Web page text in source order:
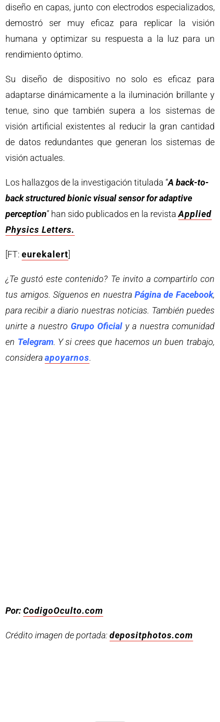
diseño en capas, junto con electrodos especializados,
demostró ser muy eficaz para replicar la visión
humana y optimizar su respuesta a la luz para un
rendimiento óptimo.
Su diseño de dispositivo no solo es eficaz para
adaptarse dinámicamente a la iluminación brillante y
tenue, sino que también supera a los sistemas de
visión artificial existentes al reducir la gran cantidad
de datos redundantes que generan los sistemas de
visión actuales.
Los hallazgos de la investigación titulada “A back-to-
back structured bionic visual sensor for adaptive
perception” han sido publicados en la revistaApplied
Physics Letters.
[FT:eurekalert
¿Te gustó este contenido? Te invito a compartirlo con
tus amigos. Síguenos en nuestraPágina de Facebook,
para recibir a diario nuestras noticias. También puedes
unirte a nuestro Grupo Oficial y a nuestra comunidad
en Telegram. Y si crees que hacemos un buen trabajo,
consideraapoyarnos.
Por:CodigoOculto.com
Crédito imagen de portada:depositphotos.com